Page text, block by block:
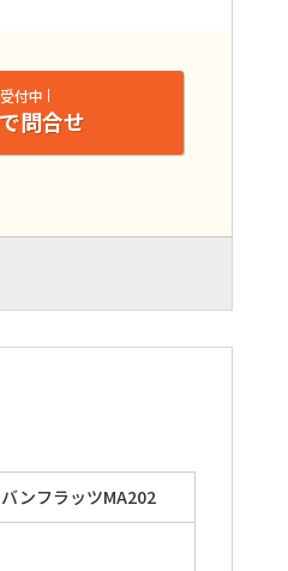
付中
問合せ
ンフラッツMA202